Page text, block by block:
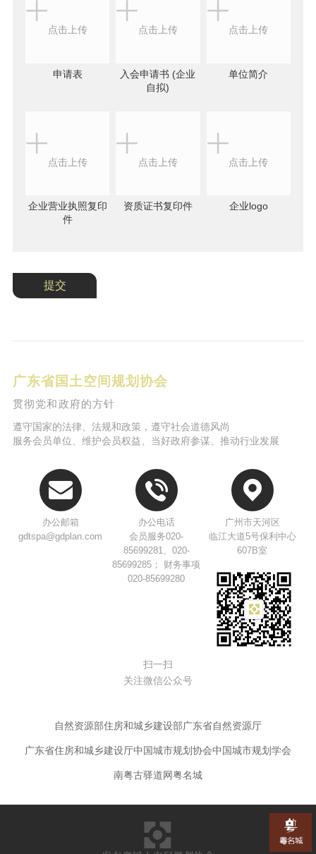
点击上传
申请表
点击上传
入会申请书 (企业
自拟)
点击上传
单位简介
点击上传
企业营业执照复印
件
点击上传
资质证书复印件
点击上传
企业logo
广东省国土空间规划协会
贯彻党和政府的方针
遵守国家的法律、法规和政策，遵守社会道德风尚
服务会员单位、维护会员权益、当好政府参谋、推动行业发展
办公邮箱
gdtspa@gdplan.com
办公电话
会员服务020-
85699281、020-
85699285； 财务事项
020-85699280
广州市天河区
临江大道5号保利中心
607B室
扫一扫
关注微信公众号
自然资源部住房和城乡建设部广东省自然资源厅
广东省住房和城乡建设厅中国城市规划协会中国城市规划学会
南粤古驿道网 粤名城